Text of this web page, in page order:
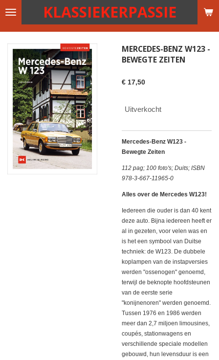
Ga
hoofdinhoud
KLASSIEKERPASSIE
MERCEDES-BENZ W123 -
BEWEGTE ZEITEN
€ 17,50
Uitverkocht
Mercedes-Benz W123 -
Bewegte Zeiten
112 pag; 100 foto's; Duits; ISBN
978-3-667-11965-0
Alles over de Mercedes W123!
Iedereen die ouder is dan 40 kent
deze auto. Bijna iedereen heeft er
al in gezeten, voor velen was en
is het een symbool van Duitse
techniek: de W123. De dubbele
koplampen van de instapversies
werden "ossenogen" genoemd,
terwijl de beknopte hoofdsteunen
van de eerste serie
"konijnenoren" werden genoemd.
Tussen 1976 en 1986 werden
meer dan 2,7 miljoen limousines,
coupés, stationwagens en
verschillende speciale modellen
gebouwd, hun levensduur is een